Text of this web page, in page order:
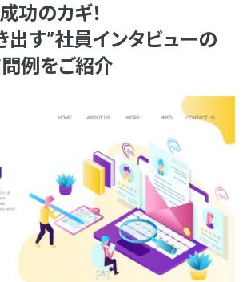
功のカギ！
出す”社員インタビューの
例をご紹介